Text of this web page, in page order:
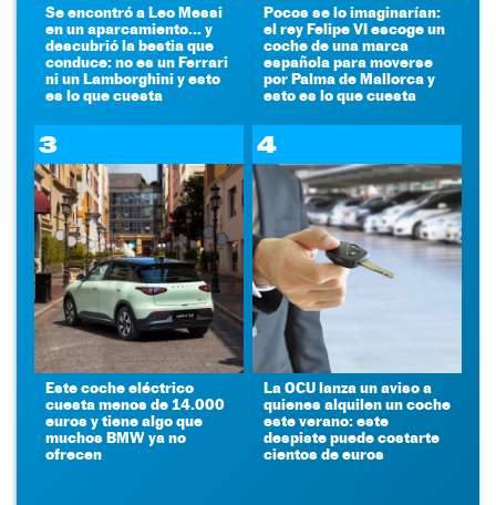
Se encontró a Leo Messi
en un aparcamiento... y
descubrió la bestia que
conduce: no es un Ferrari
ni un Lamborghini y esto
es lo que cuesta
Pocos se lo imaginarían:
el rey Felipe VI escoge un
coche de una marca
española para moverse
por Palma de Mallorca y
esto es lo que cuesta
3
Este coche eléctrico
cuesta menos de 14.000
euros y tiene algo que
muchos BMW ya no
ofrecen
4
La OCU lanza un aviso a
quienes alquilen un coche
este verano: este
despiste puede costarte
cientos de euros